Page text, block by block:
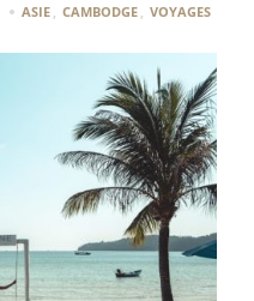
ASIE CAMBODGE VOYAGES